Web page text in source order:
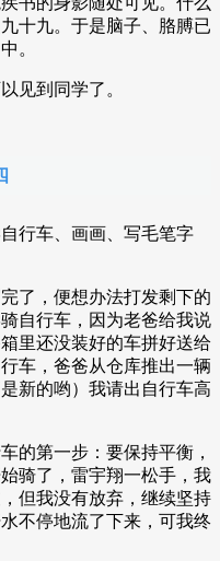
十九。于是脑子、胳膊已
。
到同学了。
行车、画画、写毛笔字
，便想办法打发剩下的
自行车，因为老爸给我说
里还没装好的车拼好送给
车，爸爸从仓库推出一辆
新的哟）我请出自行车高
第一步：要保持平衡，
骑了，雷宇翔一松手，我
但我没有放弃，继续坚持
不停地流了下来，可我终